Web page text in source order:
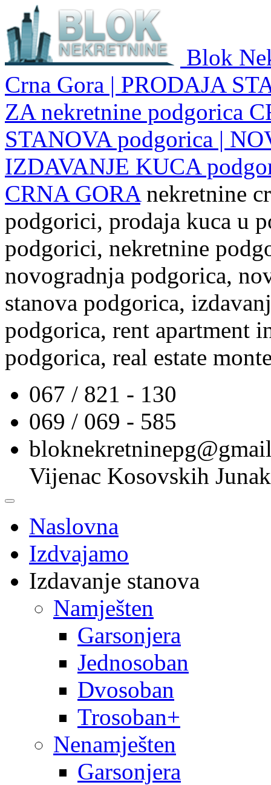
Blok
Crna Gora | PRODAJA
ZA nekretnine podgorica
STANOVA podgorica |
IZDAVANJE KUCA
CRNA GORA nekretnine
podgorici, prodaja kuca u
podgorici, nekretnine
novogradnja podgorica,
stanova podgorica,
podgorica, rent apartment
podgorica, real estate
067 / 821 - 130
069 / 069 - 585
Vijenac Kosovskih
Naslovna
Izdvajamo
Izdavanje stanova
Namješten
Garsonjera
Jednosoban
Dvosoban
Trosoban+
Nenamješten
Garsonjera